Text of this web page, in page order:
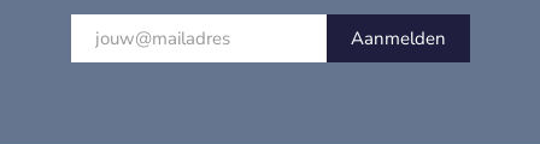
Aanmelden